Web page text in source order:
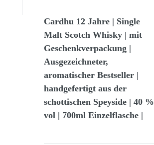
Cardhu 12 Jahre | Single
Malt Scotch Whisky | mit
Geschenkverpackung |
Ausgezeichneter,
aromatischer Bestseller |
handgefertigt aus der
schottischen Speyside | 40 %
vol | 700ml Einzelflasche |